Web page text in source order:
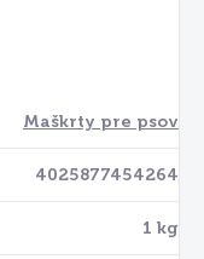
Maškrty pre psov
4025877454264
1 kg